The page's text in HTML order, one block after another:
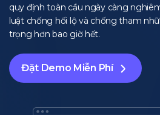
quy định toàn cầu ngày càng
luật chống hối lộ và chống tham
trọng hơn bao giờ hết.
Đặt Demo Miễn Phí